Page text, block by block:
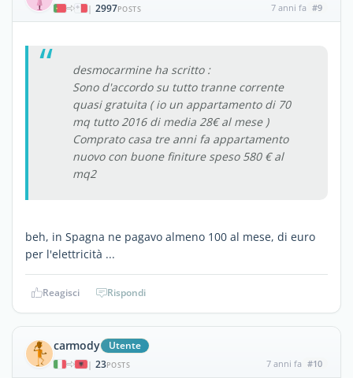
| 2997POSTS 7 anni fa #9
desmocarmine ha scritto :
Sono d'accordo su tutto tranne corrente
quasi gratuita ( io un appartamento di 70
mq tutto 2016 di media 28€ al mese )
Comprato casa tre anni fa appartamento
nuovo con buone finiture speso 580 € al
mq2
beh, in Spagna ne pagavo almeno 100 al mese, di euro
per l'elettricità ...
Reagisci Rispondi
carmody Utente
| 23POSTS 7 anni fa #10